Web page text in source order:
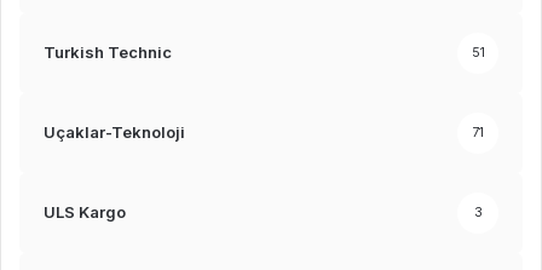
Turkish Technic 51
Uçaklar-Teknoloji 71
ULS Kargo 3